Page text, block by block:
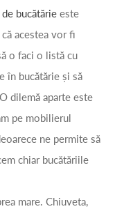
bucătărie este
acestea vor fi
o faci o listă cu
în bucătărie și să
dilemă aparte este
pe mobilierul
ne permite să
chiar bucătăriile
mare. Chiuveta,